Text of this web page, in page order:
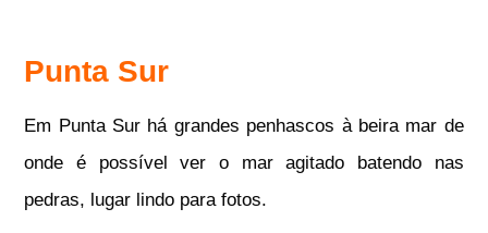
Punta Sur
Em Punta Sur há grandes penhascos à beira mar de
onde é possível ver o mar agitado batendo nas
pedras, lugar lindo para fotos.